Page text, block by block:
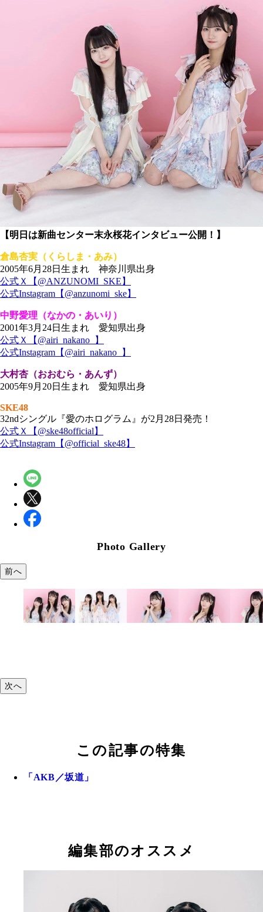
【明日は新曲センター末永桜花インタビュー公開！】
倉島杏実（くらしま・あみ）
2005年6月28日生まれ 神奈川県出身
公式Ｘ【@ANZUNOMI_SKE】
公式Instagram【@anzunomi_ske】
中野愛理（なかの・あいり）
2001年3月24日生まれ 愛知県出身
公式Ｘ【@airi_nakano_】
公式Instagram【@airi_nakano_】
大村杏（おおむら・あんず）
2005年9月20日生まれ 愛知県出身
SKE48
32ndシングル『愛のホログラム』が2月28日発売！
公式Ｘ【@ske48official】
公式Instagram【@official_ske48】
Photo Gallery
前へ
次へ
この記事の特集
「AKB／坂道」
編集部のオススメ